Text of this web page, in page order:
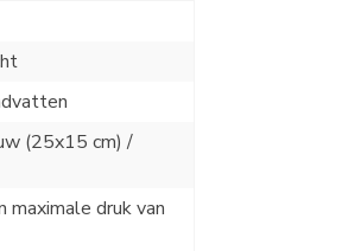
(25x15 cm) /
druk van